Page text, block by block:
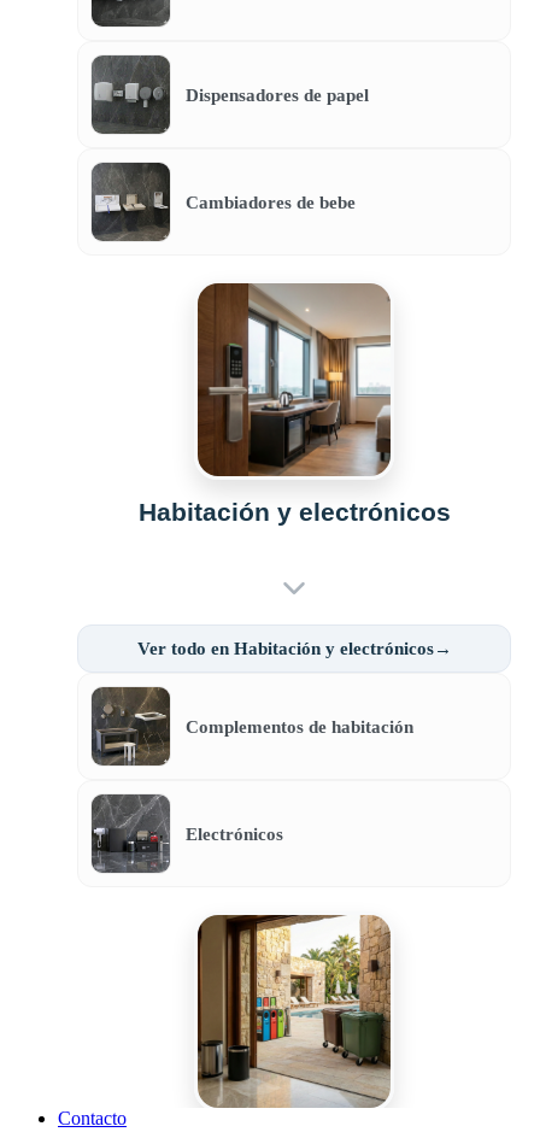
Dispensadores de papel
Cambiadores de bebe
Habitación y electrónicos
Ver todo en Habitación y electrónicos→
Complementos de habitación
Electrónicos
Contacto